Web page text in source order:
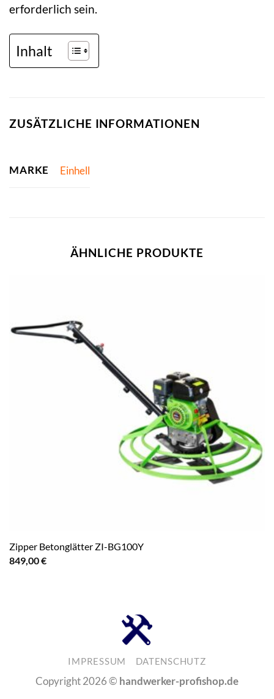
erforderlich sein.
Inhalt
ZUSÄTZLICHE INFORMATIONEN
MARKE Einhell
ÄHNLICHE PRODUKTE
Zipper Betonglätter ZI-BG100Y
849,00€
IMPRESSUM DATENSCHUTZ
Copyright 2026 © handwerker-profishop.de